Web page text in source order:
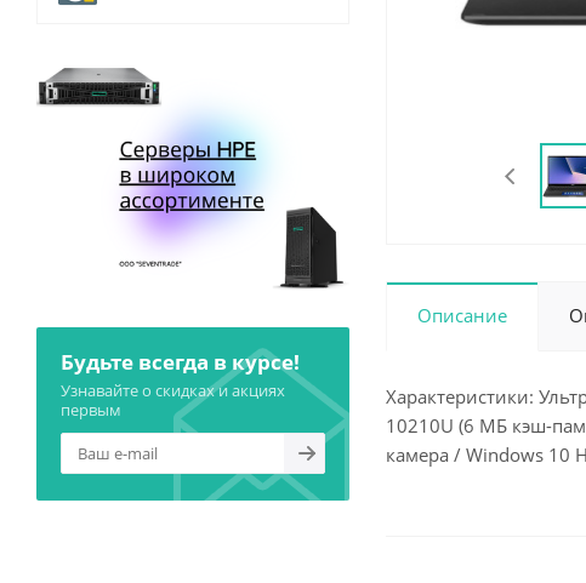
Описание
Характеристики:
10210U (6 МБ кэш-
камера / Windows 10
Будьте всегда в курсе!
Узнавайте о скидках и акциях
первым